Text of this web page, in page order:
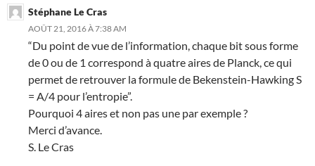
Stéphane Le Cras
AOÛT 21, 2016 À 7:38 AM
“Du point de vue de l’information, chaque bit sous forme
de 0 ou de 1 correspond à quatre aires de Planck, ce qui
permet de retrouver la formule de Bekenstein-Hawking S
= A/4 pour l’entropie”.
Pourquoi 4 aires et non pas une par exemple ?
Merci d’avance.
S. Le Cras